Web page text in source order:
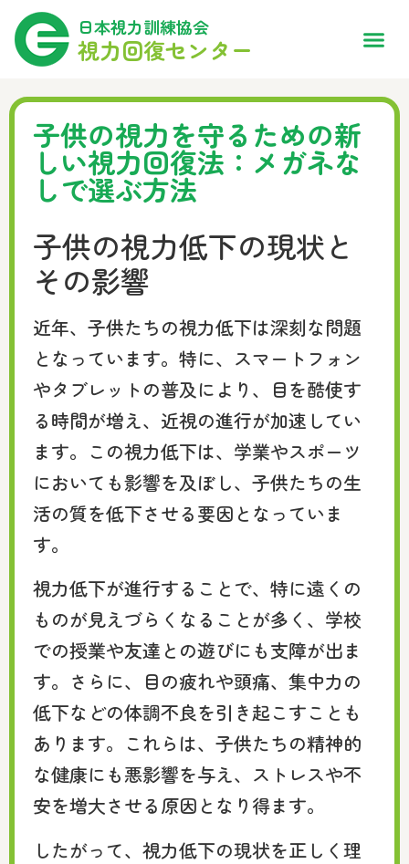
日本視力訓練協会
視力回復センター
子供の視力を守るための新
しい視力回復法：メガネな
しで選ぶ方法
子供の視力低下の現状と
その影響
近年、子供たちの視力低下は深刻な問題
となっています。特に、スマートフォン
やタブレットの普及により、目を酷使す
る時間が増え、近視の進行が加速してい
ます。この視力低下は、学業やスポーツ
においても影響を及ぼし、子供たちの生
活の質を低下させる要因となっていま
す。
視力低下が進行することで、特に遠くの
ものが見えづらくなることが多く、学校
での授業や友達との遊びにも支障が出ま
す。さらに、目の疲れや頭痛、集中力の
低下などの体調不良を引き起こすことも
あります。これらは、子供たちの精神的
な健康にも悪影響を与え、ストレスや不
安を増大させる原因となり得ます。
したがって、視力低下の現状を正しく理